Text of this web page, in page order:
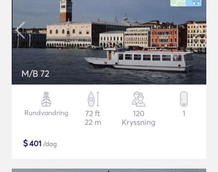
M/B 72
Rundvandring
72 ft
22 m
120
Kryssning
1
$401 /dag